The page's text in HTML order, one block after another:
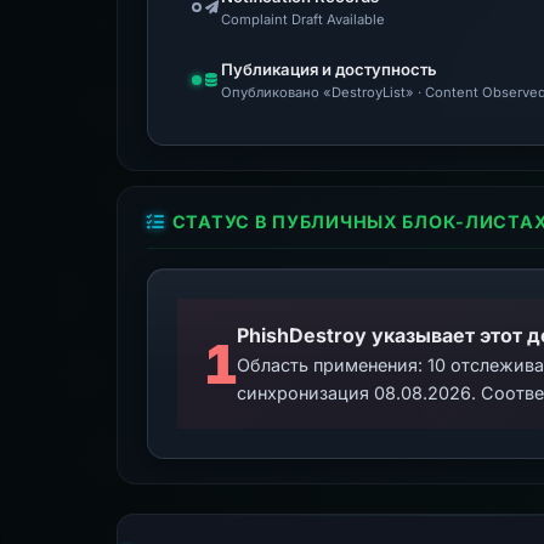
Complaint Draft Available
Публикация и доступность
Опубликовано «DestroyList» · Content
СТАТУС В ПУБЛИЧНЫХ БЛОК-
1PhishDestroy указывает этот
Область применения: 10
синхронизация 08.08.2026.